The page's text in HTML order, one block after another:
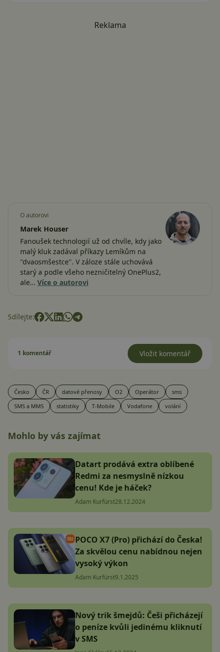
Reklama
O autorovi
Marek Houser
Fanoušek technologií už od chvíle, kdy jako
malý kluk zadával příkazy Lemíkům na
"dvaosmšestce". V záloze stále uchovává
starý a podle všeho nezničitelný OnePlus2,
ale… Více o autorovi
Sdílejte:
1 komentář Vložit komentář
Česko ČR datové přenosy O2 Operátor
sms
SMS a MMS
statistiky T-Mobile Vodafone volání
Mohlo by vás zajímat
Datart prodává extra oblíbené
Redmi za nesmyslně nízkou
cenu! Kde je háček?
Adam Kurfürst28.12.2024
POCO X7 (Pro) přichází do Česka!
Za skvělou cenu nabídnou nejen
vysoký výkon
Adam Kurfürst9.1.2025
Nový trik šmejdů: Češi přicházejí
o peníze kvůli jedinému kliknutí
v SMS